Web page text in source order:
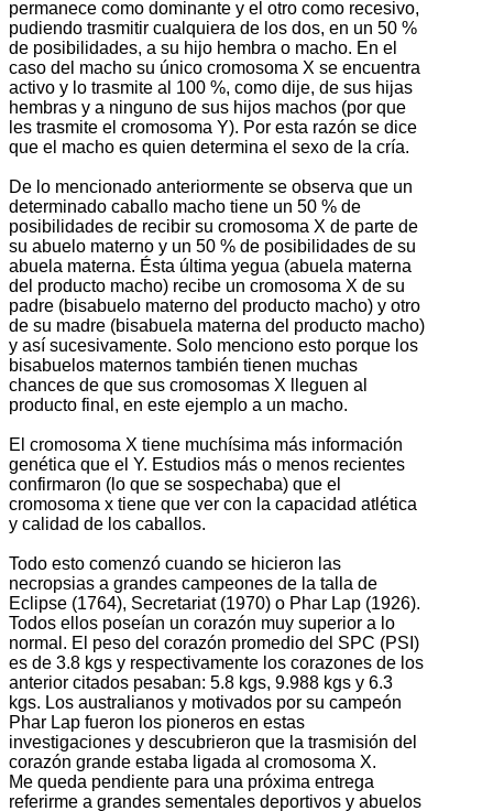
permanece como dominante y el otro como recesivo,
pudiendo trasmitir cualquiera de los dos, en un 50 %
de posibilidades, a su hijo hembra o macho. En el
caso del macho su único cromosoma X se encuentra
activo y lo trasmite al 100 %, como dije, de sus hijas
hembras y a ninguno de sus hijos machos (por que
les trasmite el cromosoma Y). Por esta razón se dice
que el macho es quien determina el sexo de la cría.
De lo mencionado anteriormente se observa que un
determinado caballo macho tiene un 50 % de
posibilidades de recibir su cromosoma X de parte de
su abuelo materno y un 50 % de posibilidades de su
abuela materna. Ésta última yegua (abuela materna
del producto macho) recibe un cromosoma X de su
padre (bisabuelo materno del producto macho) y otro
de su madre (bisabuela materna del producto macho)
y así sucesivamente. Solo menciono esto porque los
bisabuelos maternos también tienen muchas
chances de que sus cromosomas X lleguen al
producto final, en este ejemplo a un macho.
El cromosoma X tiene muchísima más información
genética que el Y. Estudios más o menos recientes
confirmaron (lo que se sospechaba) que el
cromosoma x tiene que ver con la capacidad atlética
y calidad de los caballos.
Todo esto comenzó cuando se hicieron las
necropsias a grandes campeones de la talla de
Eclipse (1764), Secretariat (1970) o Phar Lap (1926).
Todos ellos poseían un corazón muy superior a lo
normal. El peso del corazón promedio del SPC (PSI)
es de 3.8 kgs y respectivamente los corazones de los
anterior citados pesaban: 5.8 kgs, 9.988 kgs y 6.3
kgs. Los australianos y motivados por su campeón
Phar Lap fueron los pioneros en estas
investigaciones y descubrieron que la trasmisión del
corazón grande estaba ligada al cromosoma X.
Me queda pendiente para una próxima entrega
referirme a grandes sementales deportivos y abuelos